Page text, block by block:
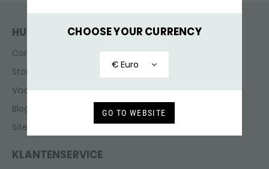
CHOOSE YOUR CURRENCY
€ Euro
GO TO WEBSITE
HULP & CONTACT
Contact
Storefinder
Vacatures
Blog
Sitemap
KLANTENSERVICE